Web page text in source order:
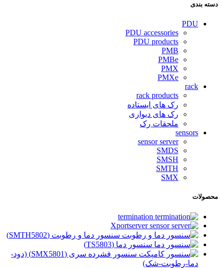
دسته بندی
PDU
PDU accessories
PDU products
PMB
PMBe
PMX
PMXe
rack
rack products
رک های ایستاده
رک های دیواری
ملحقات رک
sensors
sensor server
SMDS
SMSH
SMTH
SMX
محصولات
termination
Xportserver
سنسور دما و رطوبت (SMTH5802)
سنسور دما (TS5803)
سنسور فشرده سری (SMX5801) (دود-
دما-رطوبت-شک)